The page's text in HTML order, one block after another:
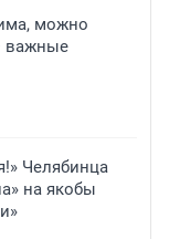
можно
важные
Челябинца
на якобы